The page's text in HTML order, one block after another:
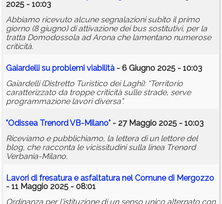
2025 - 10:03
Abbiamo ricevuto alcune segnalazioni subito il primo
giorno (8 giugno) di attivazione dei bus sostitutivi, per la
tratta Domodossola ad Arona che lamentano numerose
criticità.
Gaiardelli su problemi viabilità - 6 Giugno 2025 - 10:03
Gaiardelli (Distretto Turistico dei Laghi): “Territorio
caratterizzato da troppe criticità sulle strade, serve
programmazione lavori diversa”.
"Odissea Trenord VB-Milano" - 27 Maggio 2025 - 10:03
Riceviamo e pubblichiamo, la lettera di un lettore del
blog, che racconta le vicissitudini sulla linea Trenord
Verbania-Milano.
Lavori di fresatura e asfaltatura nel Comune di Mergozzo
- 11 Maggio 2025 - 08:01
Ordinanza per l'istituzione di un senso unico alternato con